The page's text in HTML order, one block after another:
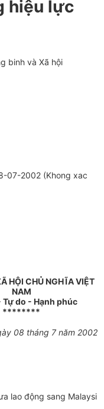
hiệu lực
binh và Xã hội
07-2002 (Khong xac
HỘI CHỦ NGHĨA VIỆT
NAM
Tự do - Hạnh phúc
********
08 tháng 7 năm 2002
lao động sang Malaysi